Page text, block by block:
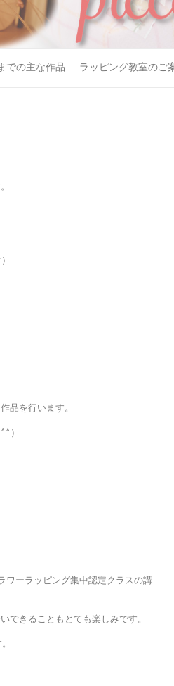
での主な作品 ラッピング教室のご
品を行います。
）
ワーラッピング集中認定クラスの講
できることもとても楽しみです。